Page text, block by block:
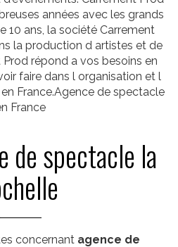
années avec les grands
10 ans, la société Carrement
la production d artistes et de
répond a vos besoins en
faire dans l organisation et l
France.Agence de spectacle
France
de spectacle la
concernant agence de